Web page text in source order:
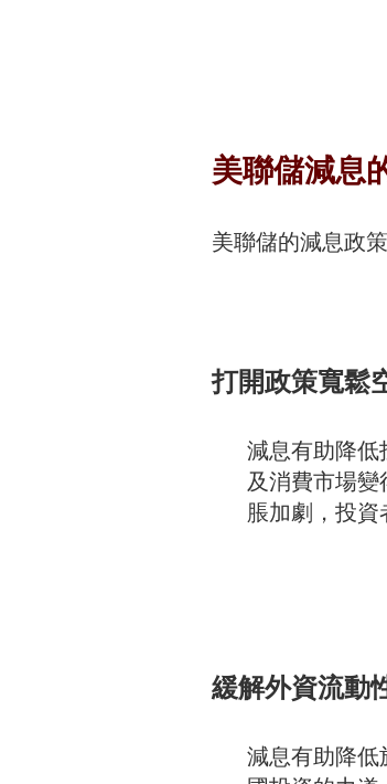
美聯儲減息
美聯儲的減息政
打開政策寬鬆
減息有助降低
及消費市場
脹加劇，投資
緩解外資流動
減息有助降低